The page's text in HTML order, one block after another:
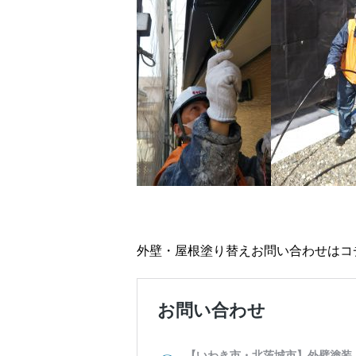
外壁・屋根塗り替えお問い合わせはコ